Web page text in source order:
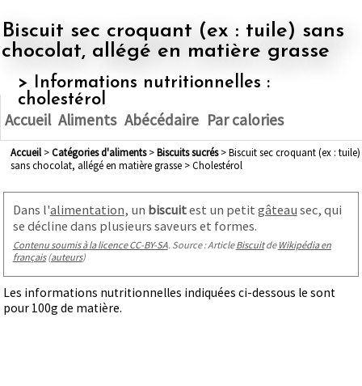
Biscuit sec croquant (ex : tuile) sans
chocolat, allégé en matière grasse
> Informations nutritionnelles :
cholestérol
Accueil Aliments Abécédaire Par calories
Accueil> Catégories d'aliments> biscuits sucrés> Biscuit sec croquant (ex : tuile)
sans chocolat, allégé en matière grasse > Cholestérol
Dans l'alimentation, un biscuitest un petit gâteau sec, qui
se décline dans plusieurs saveurs et formes.
Contenu soumis à la licence CC-BY-SA. Source : ArticleBiscuitde Wikipédia en
français(auteurs)
Les informations nutritionnelles indiquées ci-dessous le sont
pour 100g de matière.